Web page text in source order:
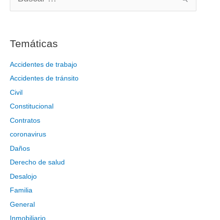
u
a
r
p
:
Temáticas
Accidentes de trabajo
Accidentes de tránsito
Civil
Constitucional
Contratos
coronavirus
Daños
Derecho de salud
Desalojo
Familia
General
Inmobiliario